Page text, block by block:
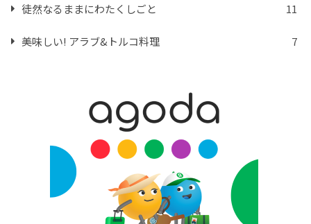
徒然なるままにわたくしごと 11
美味しい! アラブ&トルコ料理 7